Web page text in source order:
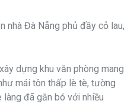
dựng khu văn phòng mang
mái tôn thấp lè tè, tường
đã gắn bó với nhiều